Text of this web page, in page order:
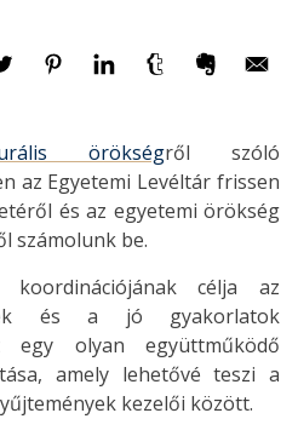
örökségről szóló
az Egyetemi Levéltár frissen
és az egyetemi örökség
számolunk be.
célja az
és a jó gyakorlatok
egy olyan együttműködő
amely lehetővé teszi a
kezelői között.